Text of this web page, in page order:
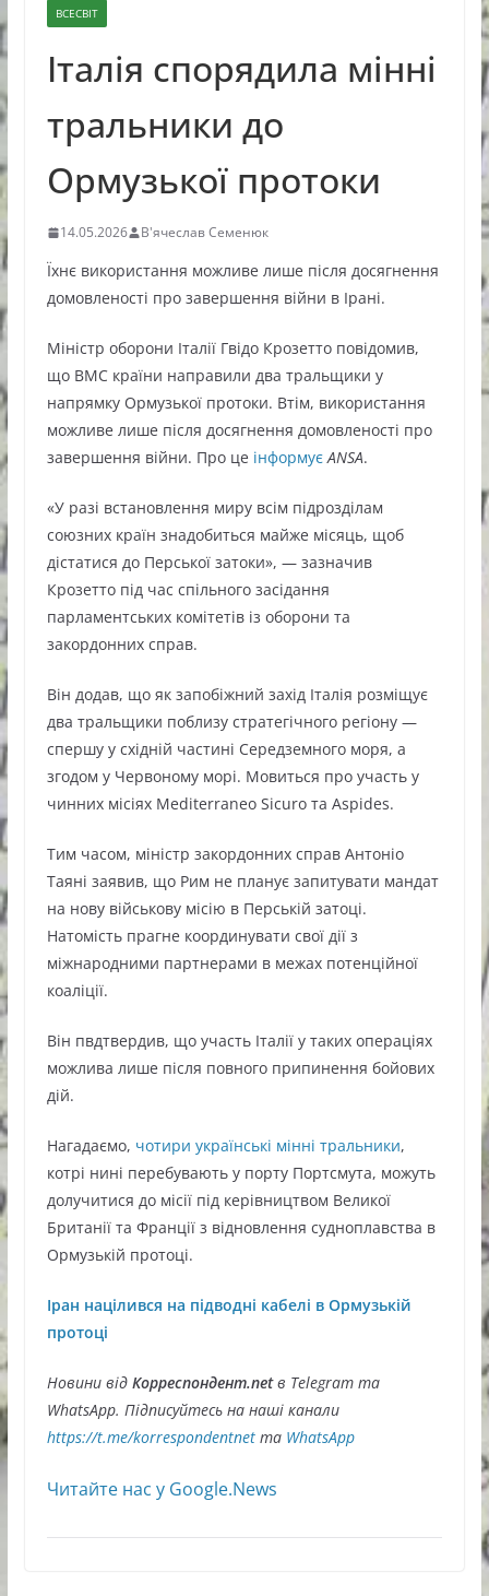
ВСЕСВІТ
Італія спорядила мінні
тральники до
Ормузької протоки
14.05.2026 В'ячеслав Семенюк
Їхнє використання можливе лише після досягнення
домовленості про завершення війни в Ірані.
Міністр оборони Італії Гвідо Крозетто повідомив,
що ВМС країни направили два тральщики у
напрямку Ормузької протоки. Втім, використання
можливе лише після досягнення домовленості про
завершення війни. Про це інформуєANSA.
«У разі встановлення миру всім підрозділам
союзних країн знадобиться майже місяць, щоб
дістатися до Перської затоки», — зазначив
Крозетто під час спільного засідання
парламентських комітетів із оборони та
закордонних справ.
Він додав, що як запобіжний захід Італія розміщує
два тральщики поблизу стратегічного регіону —
спершу у східній частині Середземного моря, а
згодом у Червоному морі. Мовиться про участь у
чинних місіях Mediterraneo Sicuro та Aspides.
Тим часом, міністр закордонних справ Антоніо
Таяні заявив, що Рим не планує запитувати мандат
на нову військову місію в Перській затоці.
Натомість прагне координувати свої дії з
міжнародними партнерами в межах потенційної
коаліції.
Він пвдтвердив, що участь Італії у таких операціях
можлива лише після повного припинення бойових
дій.
Нагадаємо, чотири українські мінні тральники,
котрі нині перебувають у порту Портсмута, можуть
долучитися до місії під керівництвом Великої
Британії та Франції з відновлення судноплавства в
Ормузькій протоці.
Іран націлився на підводні кабелі в Ормузькій
протоці
Новини відКорреспондент.netв Telegram та
WhatsApp. Підписуйтесь на наші канали
https://t.me/korrespondentnetта WhatsApp
Читайте нас у Google.News